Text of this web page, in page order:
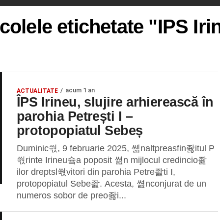
etichetate "IPS
ACTUALITATE acum 1 an
ÎPS Irineu, slujire arhierească în
parohia Petrești I –
protopopiatul Sebeș
Duminic쒃, 9 februarie 2025, 쎎naltpreasfin좛itul P
쒃rinte Irineu슠a poposit 쎮n mijlocul credincio좙
ilor dreptsl쒃vitori din parohia Petre좙ti I,
protopopiatul Sebe좙. Acesta, 쎮nconjurat de un
numeros sobor de preo좛i...